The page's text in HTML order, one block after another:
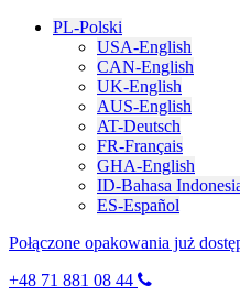
PL-Polski
USA-English
CAN-English
UK-English
AUS-English
AT-Deutsch
FR-Français
GHA-English
ID-Bahasa
ES-Español
Połączone opakowania już
+48 71 881 08 44